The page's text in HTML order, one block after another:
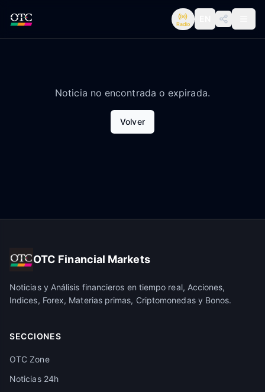
Radio
Noticia no encontrada o expirada.
Volver
OTC Financial Markets
Noticias y Análisis financieros en tiempo real, Acciones,
Indices, Forex, Materias primas, Criptomonedas y Bonos.
SECCIONES
OTC Zone
Noticias 24h